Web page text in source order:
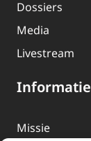
Dossiers
Media
Livestream
Informatie
Missie